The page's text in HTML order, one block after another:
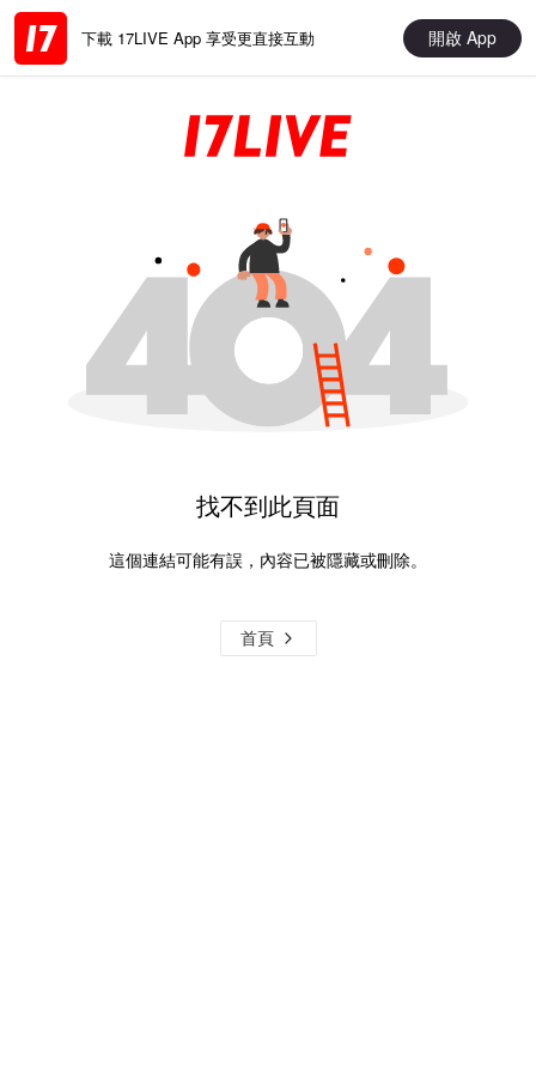
下載 17LIVE App 享受更直接互動 開啟 App
找不到此頁面
這個連結可能有誤，內容已被隱藏或刪除。
首頁